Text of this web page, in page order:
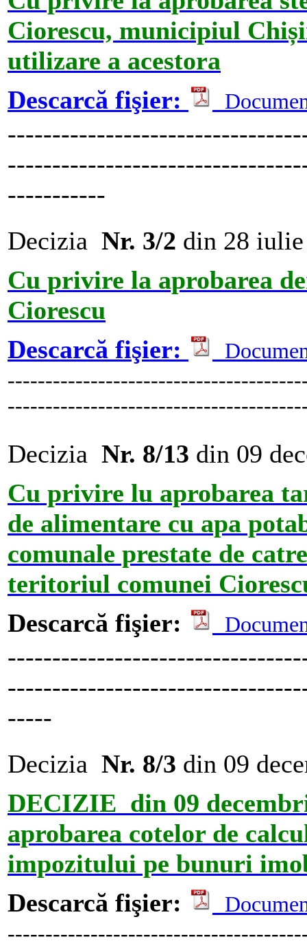
Ciorescu, municipiul
utilizare a acestora
Descarcă fişier:
-----------
Decizia Nr. 3/2 din 28
Cu privire la aprobarea
Ciorescu
Descarcă fişier:
Decizia Nr. 8/13 din 09
Cu privire lu aprobarea
de alimentare cu apa
comunale prestate de
teritoriul comunei
Descarcă fişier:
-----
Decizia Nr. 8/3 din 09
DECIZIE din 09
aprobarea cotelor de
impozitului pe bunuri
Descarcă fişier: